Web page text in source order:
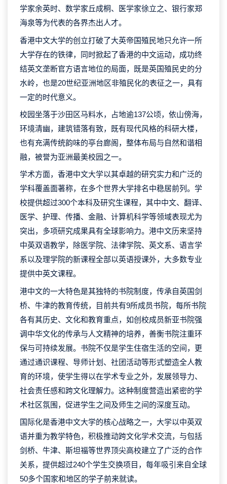
学家余英时、数学家丘成桐、医学家徐立之、银行家郑
海泉等为代表的各界杰出人才。
香港中文大学的创立打破了大英帝国殖民地只允许一所
大学存在的铁律，同时掀起了香港的中文运动，成功终
结英文垄断官方语言地位的局面，既是英国殖民史的分
水岭，也是20世纪亚洲地区非殖民化的表征之一，具有
一定的时代意义。
校园坐落于沙田区马料水，占地逾137公顷，依山傍海，
环境清幽，建筑错落有致，既有现代风格的科研大楼，
也有充满传统韵味的亭台廊阁，整体布局与自然和谐相
融，被誉为亚洲最美校园之一。
学术方面，香港中文大学以其卓越的研究实力和广泛的
学科覆盖面著称，在多个世界大学排名中稳居前列。学
校提供超过300个本科及研究生课程，其中中文、翻译、
医学、护理、传播、金融、计算机科学等领域表现尤为
突出，多项研究成果具有全球影响力。港中文历来坚持
中英双语教学，除医学院、法律学院、英文系、语言学
系以及理学院的新课程全部以英语授课外，大多数专业
提供中英文课程。
港中文的一大特色是其独特的书院制度，传承自英国剑
桥、牛津的教育传统，目前共有9所成员书院，每所书院
各有其历史、文化和教育重点，如创校成员新亚书院强
调中华文化的传承与人文精神的培养，善衡书院注重环
保与可持续发展。书院不仅是学生住宿生活的空间，更
通过通识课程、导师计划、社团活动等形式塑造全人教
育的环境，使学生得以在学术专业之外，发展领导力、
社会责任感和跨文化理解力。这种制度营造出紧密的学
术社区氛围，促进学生之间及师生之间的深度互动。
国际化是香港中文大学的核心战略之一，大学以中英双
语并重为教学特色，积极推动跨文化学术交流，与包括
剑桥、牛津、斯坦福等世界顶尖高校建立了广泛的合作
关系，提供超过240个学生交换项目，每年吸引来自全球
50多个国家和地区的学子前来就读。